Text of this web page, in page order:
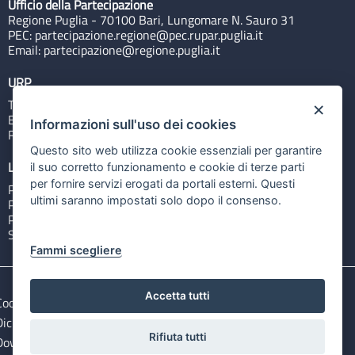
Ufficio della Partecipazione
Regione Puglia - 70100 Bari, Lungomare N. Sauro 31
PEC: partecipazione.regione@pec.rupar.puglia.it
Email: partecipazione@regione.puglia.it
URP
Tel: 800713939
Email:quiregione@regione.puglia.it
Rubrica
Link utili
Portale Istituzionale
PO FESR Puglia 2014-2020
PSR Puglia 2014-2020
Sistema Puglia
e privacy
Note legali
di accessibilità
Open Data files
×
Informazioni sull'uso dei cookies
Questo sito web utilizza cookie essenziali per garantire
il suo corretto funzionamento e cookie di terze parti
per fornire servizi erogati da portali esterni. Questi
ultimi saranno impostati solo dopo il consenso.
Fammi scegliere
Accetta tutti
Rifiuta tutti